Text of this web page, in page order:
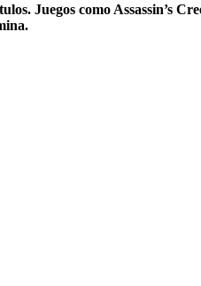
Juegos como Assassin’s